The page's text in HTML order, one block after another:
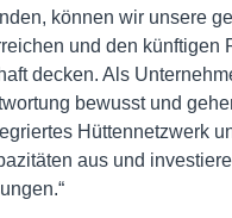
können wir unsere
und den künftigen
decken. Als
bewusst und
Hüttennetzwerk
aus und